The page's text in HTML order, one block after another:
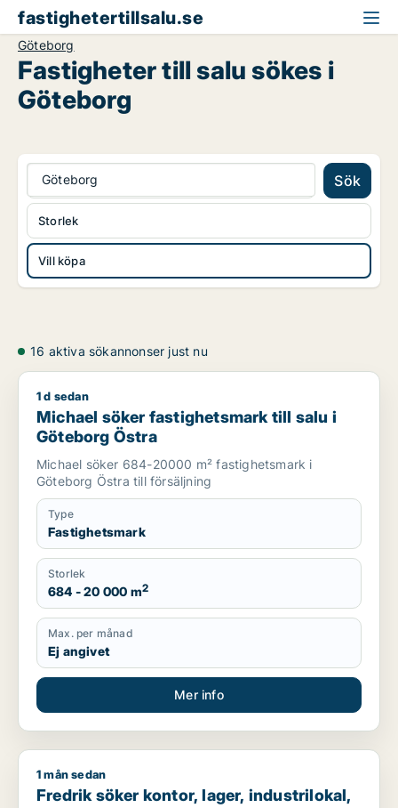
fastighetertillsalu.se
Göteborg
Fastigheter till salu sökes i
Göteborg
Göteborg Sök
Vill köpa
Storlek
16 aktiva sökannonser just nu
Michael söker fastighetsmark till salu i Göteborg Östra
1 d sedan
Michael söker fastighetsmark till salu i
Göteborg Östra
Michael söker 684-20000 m² fastighetsmark i
Göteborg Östra till försäljning
Type
Fastighetsmark
Storlek
684 - 20 000 m2
Max. per månad
Ej angivet
Mer info
Fredrik söker kontor, lager, industrilokal, butik, klinik,
1 mån sedan
Fredrik söker kontor, lager, industrilokal,